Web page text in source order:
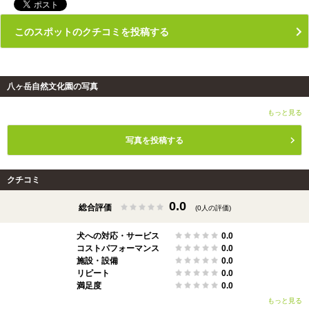
このスポットのクチコミを投稿する
八ヶ岳自然文化園の写真
もっと見る
写真を投稿する
クチコミ
総合評価 0.0 (0人の評価)
犬への対応・サービス
0.0
コストパフォーマンス
0.0
施設・設備
0.0
リピート
0.0
満足度
0.0
もっと見る